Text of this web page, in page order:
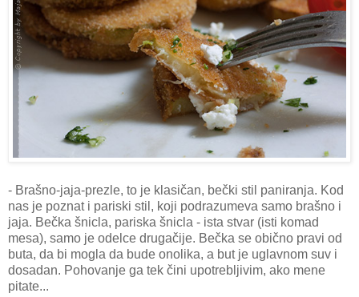
- Brašno-jaja-prezle, to je klasičan, bečki stil paniranja. Kod
nas je poznat i pariski stil, koji podrazumeva samo brašno i
jaja. Bečka šnicla, pariska šnicla - ista stvar (isti komad
mesa), samo je odelce drugačije. Bečka se obično pravi od
buta, da bi mogla da bude onolika, a but je uglavnom suv i
dosadan. Pohovanje ga tek čini upotrebljivim, ako mene
pitate...